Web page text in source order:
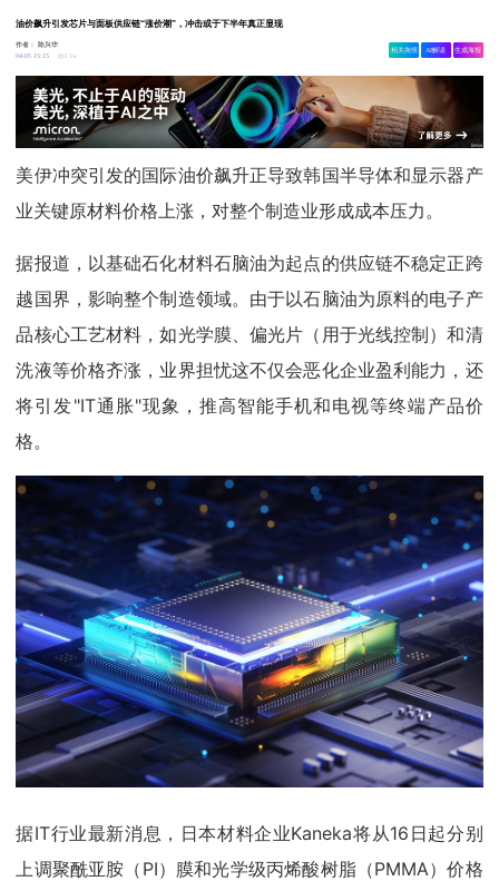
油价飙升引发芯片与面板供应链“涨价潮”，冲击或于下半年真正显现
作者：
陈兴华
04-05 15:15
3.1w
相关舆情 AI解读 生成海报
美伊冲突引发的国际油价飙升正导致韩国半导体和显示器产
业关键原材料价格上涨，对整个制造业形成成本压力。
据报道，以基础石化材料石脑油为起点的供应链不稳定正跨
越国界，影响整个制造领域。由于以石脑油为原料的电子产
品核心工艺材料，如光学膜、偏光片（用于光线控制）和清
洗液等价格齐涨，业界担忧这不仅会恶化企业盈利能力，还
将引发"IT通胀"现象，推高智能手机和电视等终端产品价
格。
据IT行业最新消息，日本材料企业Kaneka将从16日起分别
上调聚酰亚胺（PI）膜和光学级丙烯酸树脂（PMMA）价格